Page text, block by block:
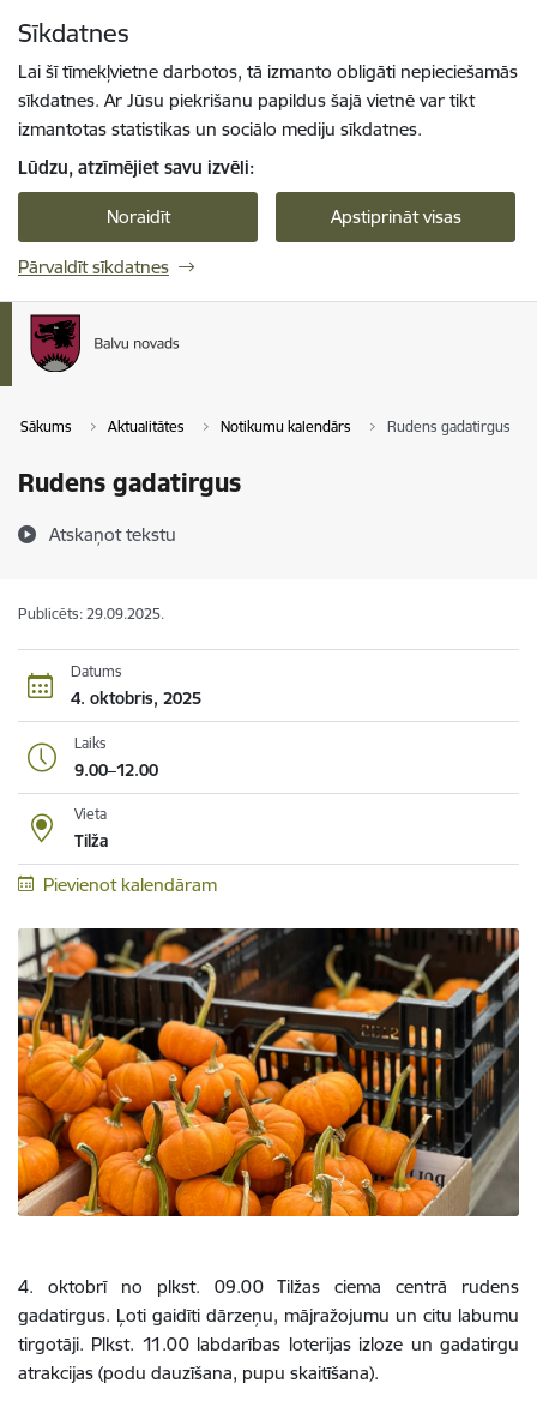
Sīkdatnes
Lai šī tīmekļvietne darbotos, tā izmanto obligāti nepieciešamās
sīkdatnes. Ar Jūsu piekrišanu papildus šajā vietnē var tikt
izmantotas statistikas un sociālo mediju sīkdatnes.
Lūdzu, atzīmējiet savu izvēli:
Noraidīt Apstiprināt visas
Pārvaldīt sīkdatnes
Sākums Aktualitātes Notikumu kalendārs Rudens gadatirgus
Rudens gadatirgus
Atskaņot tekstu
Publicēts: 29.09.2025.
Datums
4. oktobris, 2025
Laiks
9.00–12.00
Vieta
Tilža
Pievienot kalendāram
4. oktobrī no plkst. 09.00 Tilžas ciema centrā rudens
gadatirgus. Ļoti gaidīti dārzeņu, mājražojumu un citu labumu
tirgotāji. Plkst. 11.00 labdarības loterijas izloze un gadatirgu
atrakcijas (podu dauzīšana, pupu skaitīšana).